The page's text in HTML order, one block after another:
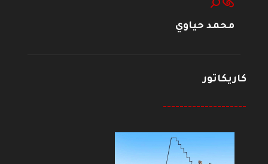
محمد حياوي
كاريكاتور
--------------------